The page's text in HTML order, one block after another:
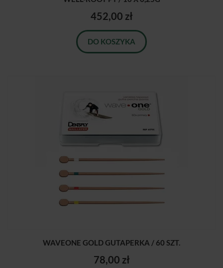
452,00 zł
DO KOSZYKA
WAVEONE GOLD GUTAPERKA / 60 SZT.
78,00 zł